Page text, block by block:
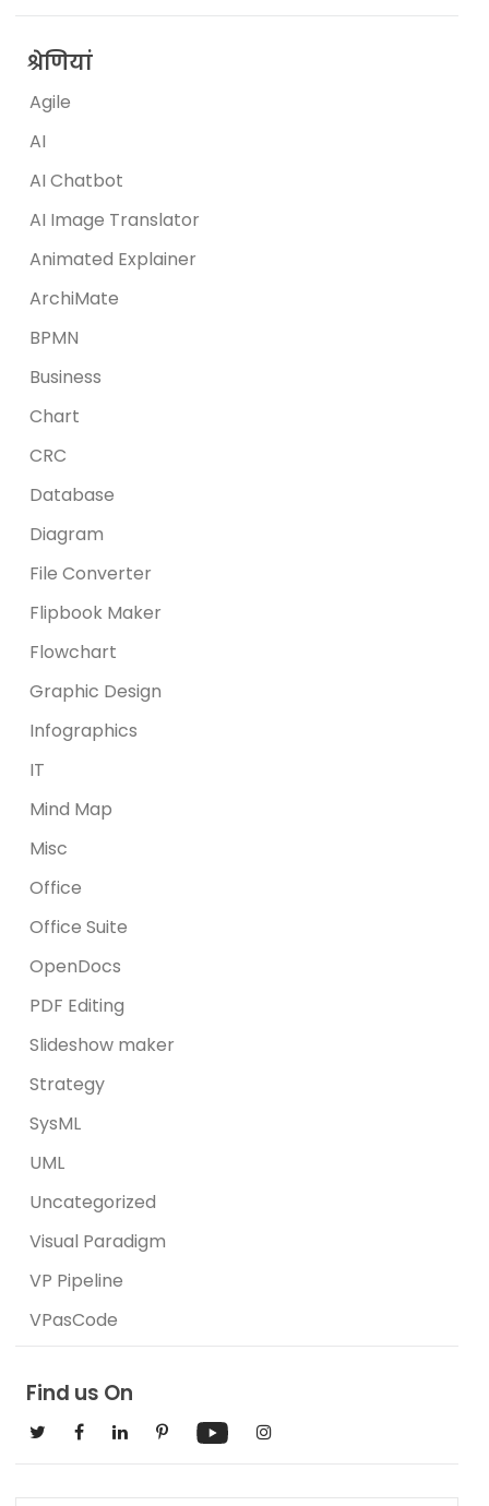
श्रेणियां
Agile
AI
AI Chatbot
AI Image Translator
Animated Explainer
ArchiMate
BPMN
Business
Chart
CRC
Database
Diagram
File Converter
Flipbook Maker
Flowchart
Graphic Design
Infographics
IT
Mind Map
Misc
Office
Office Suite
OpenDocs
PDF Editing
Slideshow maker
Strategy
SysML
UML
Uncategorized
Visual Paradigm
VP Pipeline
VPasCode
Find us On